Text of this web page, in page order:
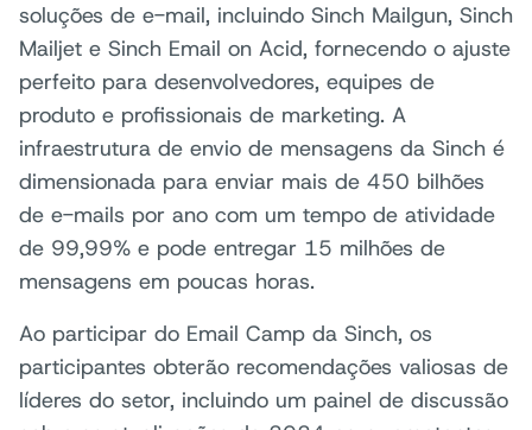
soluções de e-mail, incluindo Sinch Mailgun, Sinch
Mailjet e Sinch Email on Acid, fornecendo o ajuste
perfeito para desenvolvedores, equipes de
produto e profissionais de marketing. A
infraestrutura de envio de mensagens da Sinch é
dimensionada para enviar mais de 450 bilhões
de e-mails por ano com um tempo de atividade
de 99,99% e pode entregar 15 milhões de
mensagens em poucas horas.
Ao participar do Email Camp da Sinch, os
participantes obterão recomendações valiosas de
líderes do setor, incluindo um painel de discussão